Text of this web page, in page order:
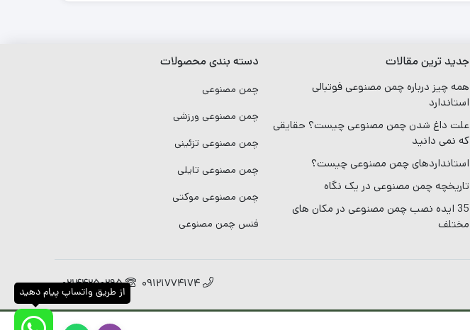
جدید ترین مقالات
همه چیز درباره چمن مصنوعی فوتبالی
استاندارد
علت داغ شدن چمن مصنوعی چیست؟ حقایقی
که نمی دانید
استانداردهای چمن مصنوعی چیست؟
تاریخچه چمن مصنوعی در یک نگاه
35 ایده نصب چمن مصنوعی در مکان های
مختلف
دسته بندی محصولات
چمن مصنوعی
چمن مصنوعی ورزشی
چمن مصنوعی تزئینی
چمن مصنوعی تایلی
چمن مصنوعی موکتی
فنس چمن مصنوعی
09121774174
02144250295
از طریق واتساپ پیام دهید